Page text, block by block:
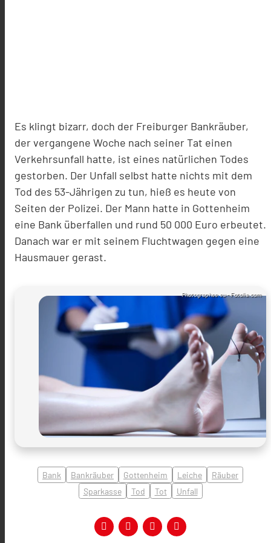
Es klingt bizarr, doch der Freiburger Bankräuber,
der vergangene Woche nach seiner Tat einen
Verkehrsunfall hatte, ist eines natürlichen Todes
gestorben. Der Unfall selbst hatte nichts mit dem
Tod des 53-Jährigen zu tun, hieß es heute von
Seiten der Polizei. Der Mann hatte in Gottenheim
eine Bank überfallen und rund 50 000 Euro erbeutet.
Danach war er mit seinem Fluchtwagen gegen eine
Hausmauer gerast.
Photographee.eu - Fotolia.com
Bank Bankräuber Gottenheim Leiche
Räuber
Sparkasse
Tod Tot Unfall